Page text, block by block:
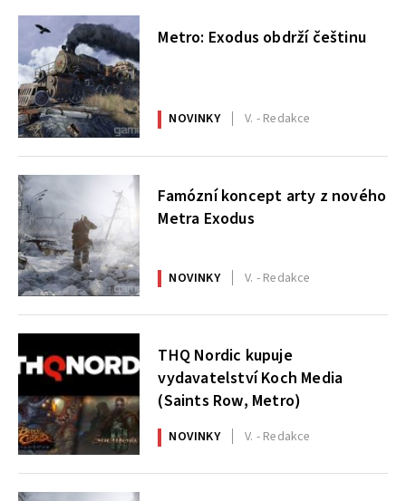
Metro: Exodus obdrží češtinu
NOVINKY V. - Redakce
Famózní koncept arty z nového
Metra Exodus
NOVINKY V. - Redakce
THQ Nordic kupuje
vydavatelství Koch Media
(Saints Row, Metro)
NOVINKY V. - Redakce